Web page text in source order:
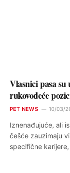
Vlasnici pasa su
rukovodeće
PET NEWS 10/03/
Iznenađujuće, ali
češće zauzimaju
specifične